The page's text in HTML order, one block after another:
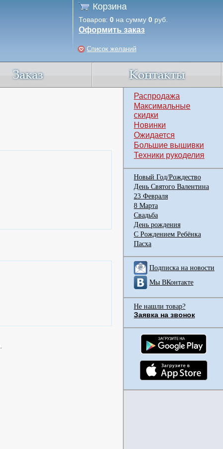
Корзина
Товаров: 0 на сумму 0 руб.
Оформить заказ
Список желаний
Распродажа
Максимальные
скидки
Новинки
Ожидается
Большие вышивки
Техники рукоделия
Новый Год/Рождество
День Святого Валентина
23 Февраля
8 Марта
Свадьба
День рождения
С Рождением Ребёнка
Пасха
Подписка на новости
Мы ВКонтакте
Не нашли товар?
Заявка на звонок